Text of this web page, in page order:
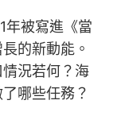
年被寫進《當
的新動能。
況若何？海
哪些任務？